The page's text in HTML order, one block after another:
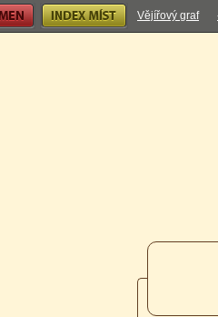
Index míst Vějířový graf